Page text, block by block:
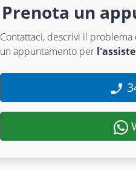
Prenota un
Contattaci, descrivi il
un appuntamento per